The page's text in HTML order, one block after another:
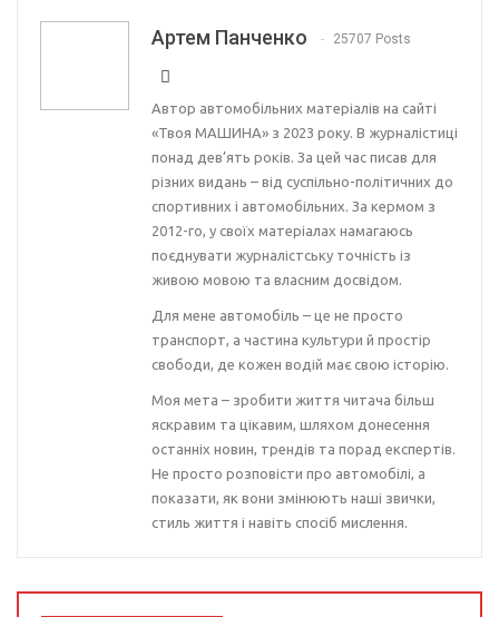
Артем Панченко 25707 Posts
Автор автомобільних матеріалів на сайті
«Твоя МАШИНА» з 2023 року. В журналістиці
понад дев’ять років. За цей час писав для
різних видань – від суспільно-політичних до
спортивних і автомобільних. За кермом з
2012-го, у своїх матеріалах намагаюсь
поєднувати журналістську точність із
живою мовою та власним досвідом.
Для мене автомобіль – це не просто
транспорт, а частина культури й простір
свободи, де кожен водій має свою історію.
Моя мета – зробити життя читача більш
яскравим та цікавим, шляхом донесення
останніх новин, трендів та порад експертів.
Не просто розповісти про автомобілі, а
показати, як вони змінюють наші звички,
стиль життя і навіть спосіб мислення.